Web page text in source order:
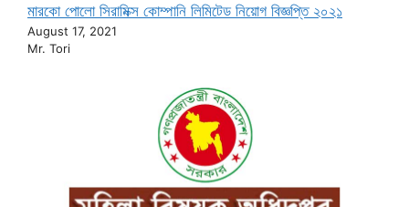
মারকো পোলো সিরামিক্স কোম্পানি লিমিটেড নিয়োগ বিজ্ঞপ্তি ২০২১
August 17, 2021
Mr. Tori